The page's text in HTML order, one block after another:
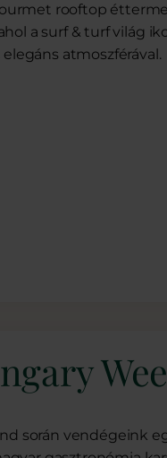
rooftop
a surf & turf világ
atmoszférával.
során vendégeink